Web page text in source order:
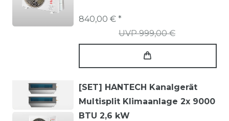
UVP 999,00 €
840,00 € *
[SET] HANTECH Kanalgerät
Multisplit Klimaanlage 2x 9000
BTU 2,6 kW